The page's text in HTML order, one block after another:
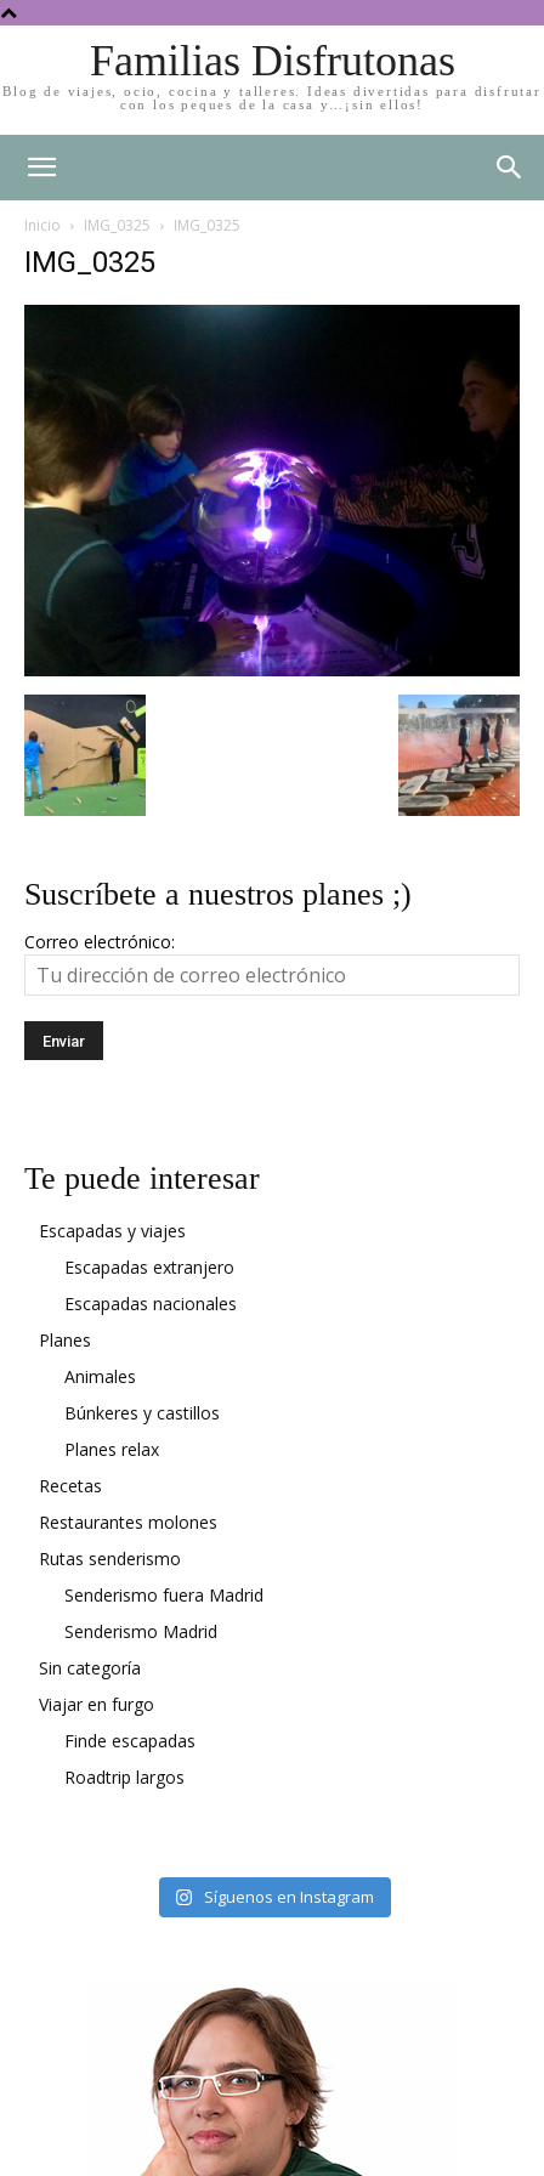
Familias Disfrutonas
Blog de viajes, ocio, cocina y talleres. Ideas divertidas para disfrutar
con los peques de la casa y…¡sin ellos!
Inicio IMG_0325 IMG_0325
IMG_0325
Suscríbete a nuestros planes ;)
Correo electrónico:
Te puede interesar
Escapadas y viajes
Escapadas extranjero
Escapadas nacionales
Planes
Animales
Búnkeres y castillos
Planes relax
Recetas
Restaurantes molones
Rutas senderismo
Senderismo fuera Madrid
Senderismo Madrid
Sin categoría
Viajar en furgo
Finde escapadas
Roadtrip largos
Síguenos en Instagram